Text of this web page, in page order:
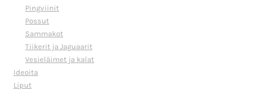
Pingviinit
Possut
Sammakot
Tiikerit ja Jaguaarit
Vesieläimet ja kalat
Ideoita
Liput